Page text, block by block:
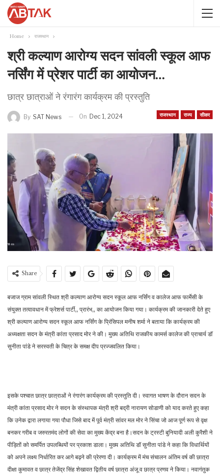
Home राजस्थान
श्री कल्याण आरोग्य सदन सांवली स्कूल आफ
नर्सिंग में प्रेशर पार्टी का आयोजन…
छात्र छात्राओं ने रंगारंग कार्यक्रम की प्रस्तुति
राजस्थान राज्य सीकर
By SAT News On Dec 1, 2024
Share
बजाज ग्राम सांवली स्थित श्री कल्याण आरोग्य सदन स्कूल आफ नर्सिंग व कालेज आफ फार्मेसी के
संयुक्त तत्वावधान में फ्रेशर्स पार्टी,, प्रारंभ,, का आयोजन किया गया। कार्यक्रम की जानकारी देते हुए
श्री कल्याण आरोग्य सदन स्कूल आफ नर्सिंग के प्रिंसिपल मनीष शर्मा ने बताया कि कार्यक्रम की
अध्यक्षता सदन के मंत्री कांता प्रसाद मोर ने की। मुख्य अतिथि राजकीय कामर्स कालेज की प्राचार्य डॉ
सुनीता पांडे ने सरस्वती के चित्र के समक्ष दीप प्रज्जवलित किया।
इसके पश्चात छात्र छात्राओं ने रंगारंग कार्यक्रम की प्रस्तुति दी। स्वागत भाषण के दौरान सदन के
मंत्री कांता प्रसाद मोर ने सदन के संस्थापक मंत्री श्री बद्री नारायण सोडाणी को याद करते हुए कहा
कि उनेक द्वारा लगाया गया पौधा जिसे बाद में पूर्व मंत्री सांवर मल मोर ने सिंचा जो आज पूर्ण रूप से वृक्ष
बनकर गरीब व जरुरतमंद लोगों की सेवा का मुख्य केंद्र बना है।सदन के ट्रस्टी बुनियादी अली कुरैशी ने
पीड़ितों को समर्पित उपलब्धियों पर प्रकाश डाला। मुख्य अतिथि डॉ सुनीता पांडे ने कहा कि विधार्थियों
को अपने लक्ष्य निर्धारित कर आगे बढ़ने की प्रेरणा दी। कार्यक्रम में मंच संचालन अंतिम वर्ष की छात्रा
दीक्षा कुमावत व छात्र तेजेंद्र सिंह शेखावत द्वितीय वर्ष छात्रा अंजू व छात्र प्रणव ने किया। नवागंतुक